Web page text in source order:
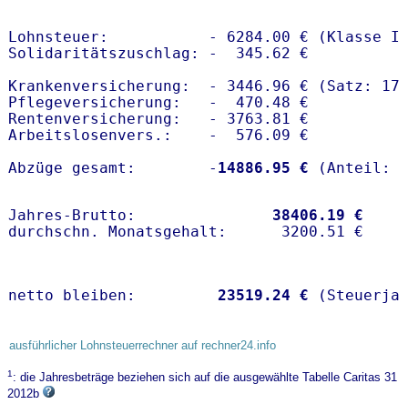
Lohnsteuer:           - 6284.00 € (Klasse I)
Solidaritätszuschlag: -  345.62 €
Krankenversicherung:  - 3446.96 € (Satz:
Pflegeversicherung:   -  470.48 €
Rentenversicherung:   - 3763.81 €
Arbeitslosenvers.:    -  576.09 €
Abzüge gesamt:        - 14886.95 €
Jahres-Brutto: 38406.19 €
netto bleiben: 23519.24 €
ausführlicher Lohnsteuerrechner auf rechner24.info
1: die Jahresbeträge beziehen sich auf die ausgewählte Tabelle Caritas 31
2012b